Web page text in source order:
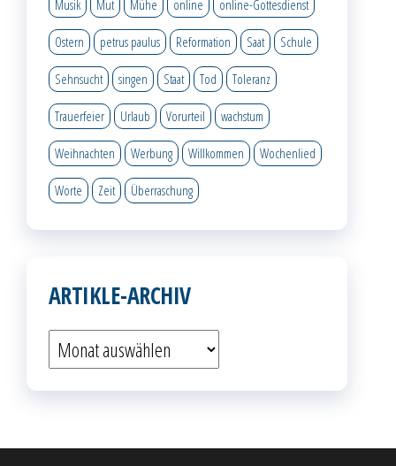
Musik Mut Mühe online online-Gottesdienst
Ostern petrus paulus Reformation Saat Schule
Sehnsucht singen Staat Tod Toleranz
Trauerfeier Urlaub Vorurteil wachstum
Weihnachten Werbung Willkommen Wochenlied
Worte Zeit Überraschung
ARTIKLE-ARCHIV
Artikle-